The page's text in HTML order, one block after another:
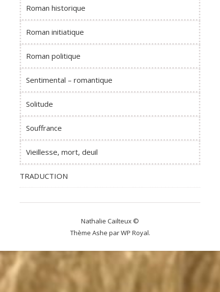
Roman historique
Roman initiatique
Roman politique
Sentimental – romantique
Solitude
Souffrance
Vieillesse, mort, deuil
TRADUCTION
Nathalie Cailteux ©
Thème Ashe parWP Royal.